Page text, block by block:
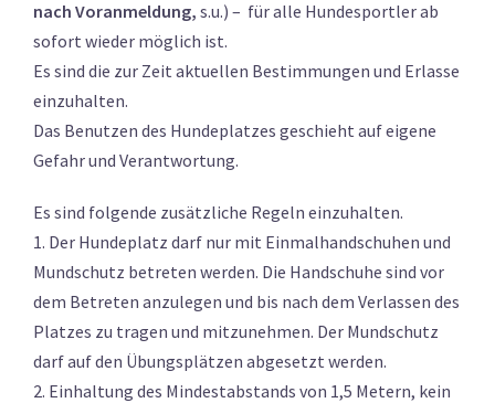
nach Voranmeldung, s.u.) – für alle Hundesportler ab
sofort wieder möglich ist.
Es sind die zur Zeit aktuellen Bestimmungen und Erlasse
einzuhalten.
Das Benutzen des Hundeplatzes geschieht auf eigene
Gefahr und Verantwortung.
Es sind folgende zusätzliche Regeln einzuhalten.
1. Der Hundeplatz darf nur mit Einmalhandschuhen und
Mundschutz betreten werden. Die Handschuhe sind vor
dem Betreten anzulegen und bis nach dem Verlassen des
Platzes zu tragen und mitzunehmen. Der Mundschutz
darf auf den Übungsplätzen abgesetzt werden.
2. Einhaltung des Mindestabstands von 1,5 Metern, kein